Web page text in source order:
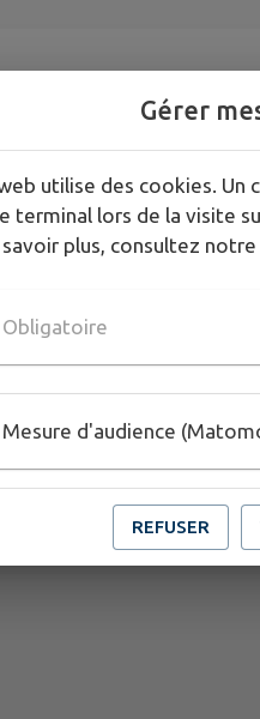
Gérer
utilise des cookies.
terminal lors de la visite
savoir plus, consultez notre
Obligatoire
Mesure d'audience
REFUSER